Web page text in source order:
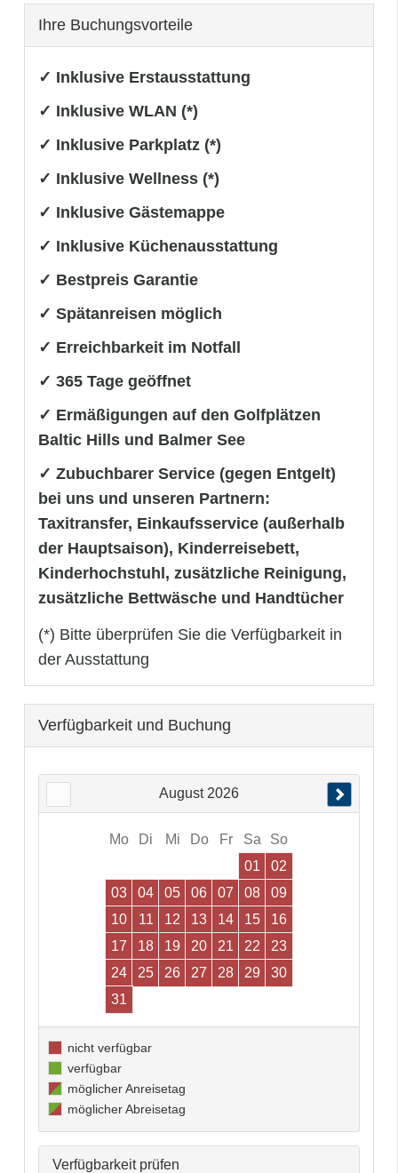
Ihre Buchungsvorteile
✓ Inklusive Erstausstattung
✓ Inklusive WLAN (*)
✓ Inklusive Parkplatz (*)
✓ Inklusive Wellness (*)
✓ Inklusive Gästemappe
✓ Inklusive Küchenausstattung
✓ Bestpreis Garantie
✓ Spätanreisen möglich
✓ Erreichbarkeit im Notfall
✓ 365 Tage geöffnet
✓ Ermäßigungen auf den Golfplätzen
Baltic Hills und Balmer See
✓ Zubuchbarer Service (gegen Entgelt)
bei uns und unseren Partnern:
Taxitransfer, Einkaufsservice (außerhalb
der Hauptsaison), Kinderreisebett,
Kinderhochstuhl, zusätzliche Reinigung,
zusätzliche Bettwäsche und Handtücher
(*) Bitte überprüfen Sie die Verfügbarkeit in
der Ausstattung
Verfügbarkeit und Buchung